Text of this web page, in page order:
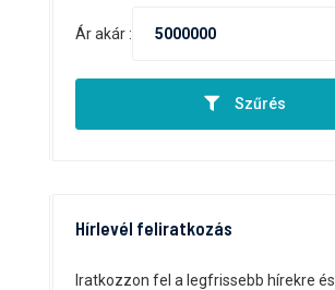
Ár akár :
Szűrés
Hírlevél feliratkozás
Iratkozzon fel a legfrissebb hírekre és